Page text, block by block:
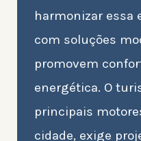
harmonizar essa
com soluções
promovem
energética. O
principais
cidade, exige